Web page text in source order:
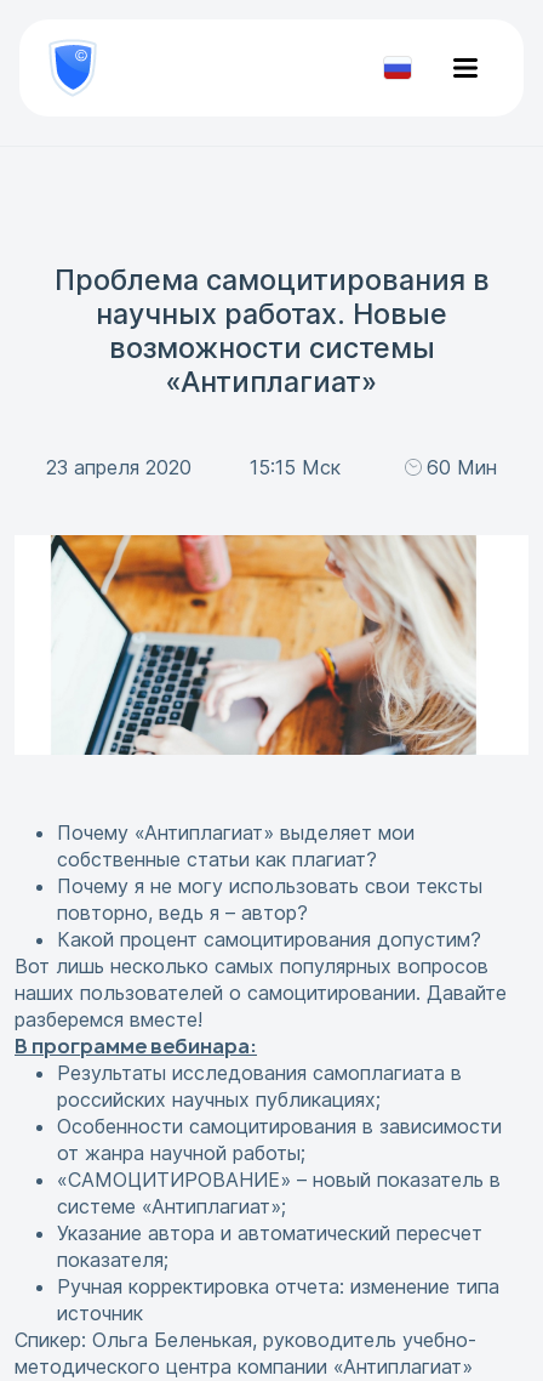
800
777-
81-Проверить
Проблема самоцитирования в
научных работах. Новые
возможности системы
«Антиплагиат»
23 апреля 2020 15:15 Мск 60 Мин
Почему «Антиплагиат» выделяет мои
собственные статьи как плагиат?
Почему я не могу использовать свои тексты
повторно, ведь я – автор?
Какой процент самоцитирования допустим?
Вот лишь несколько самых популярных вопросов
наших пользователей о самоцитировании. Давайте
разберемся вместе!
В программе вебинара:
Результаты исследования самоплагиата в
российских научных публикациях;
Особенности самоцитирования в зависимости
от жанра научной работы;
«САМОЦИТИРОВАНИЕ» – новый показатель в
системе «Антиплагиат»;
Указание автора и автоматический пересчет
показателя;
Ручная корректировка отчета: изменение типа
источник
Спикер: Ольга Беленькая, руководитель учебно-
методического центра компании «Антиплагиат»